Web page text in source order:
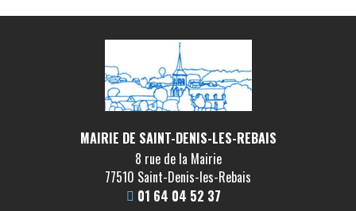
MAIRIE DE SAINT-DENIS-LES-REBAIS
8 rue de la Mairie
77510 Saint-Denis-les-Rebais
01 64 04 52 37